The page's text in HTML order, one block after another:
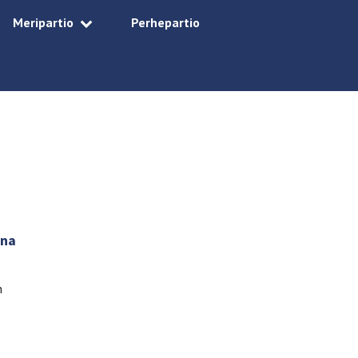
Meripartio Perhepartio